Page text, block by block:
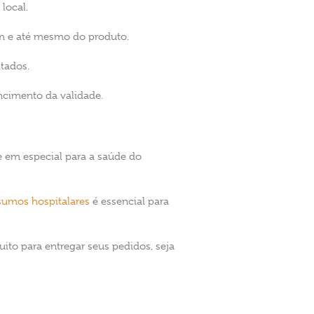
local.
e até mesmo do produto.
da validade.
especial para a saúde do
hospitalares é essencial para
para entregar seus pedidos, seja